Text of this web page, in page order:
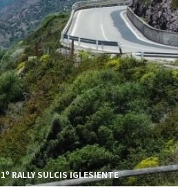
RALLY SULCIS IGLESIENTE